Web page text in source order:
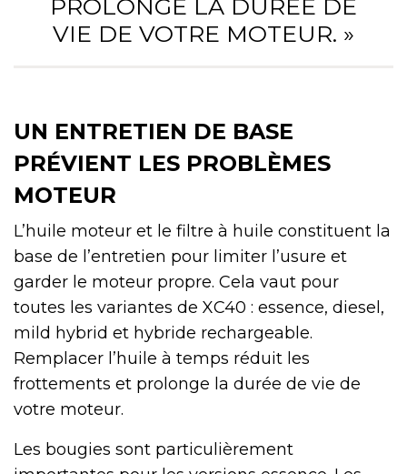
PROLONGE LA DURÉE DE
VIE DE VOTRE MOTEUR. »
UN ENTRETIEN DE BASE
PRÉVIENT LES PROBLÈMES
MOTEUR
L’huile moteur et le filtre à huile constituent la
base de l’entretien pour limiter l’usure et
garder le moteur propre. Cela vaut pour
toutes les variantes de XC40 : essence, diesel,
mild hybrid et hybride rechargeable.
Remplacer l’huile à temps réduit les
frottements et prolonge la durée de vie de
votre moteur.
Les bougies sont particulièrement